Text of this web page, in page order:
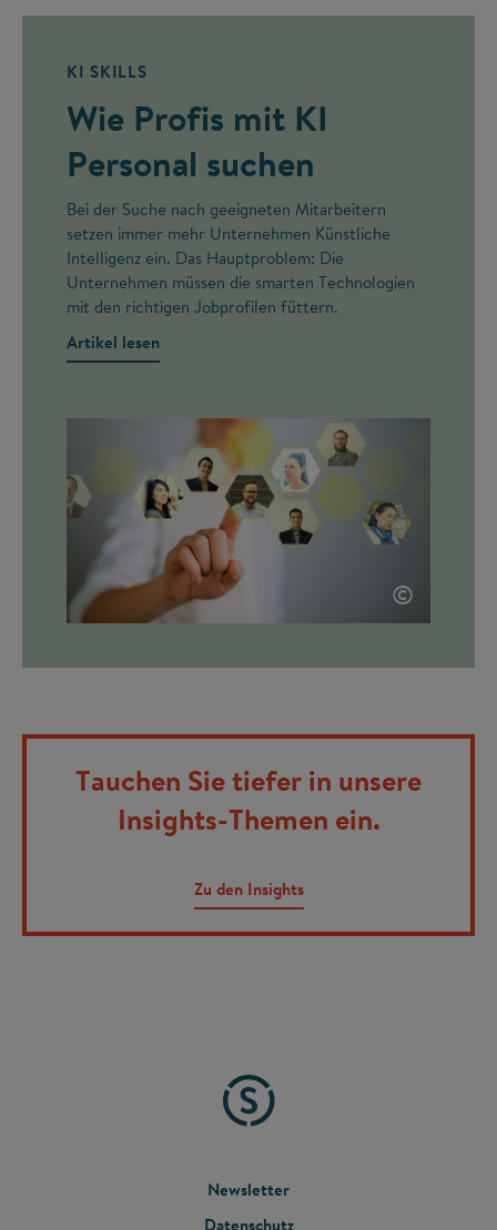
KI SKILLS
Wie Profis mit KI
Personal suchen
Bei der Suche nach geeigneten Mitarbeitern
setzen immer mehr Unternehmen Künstliche
Intelligenz ein. Das Hauptproblem: Die
Unternehmen müssen die smarten Technologien
mit den richtigen Jobprofilen füttern.
Artikel lesen
©
Tauchen Sie tiefer in unsere
Insights-Themen ein.
Zu den Insights
FOOTER
Newsletter
Datenschutz